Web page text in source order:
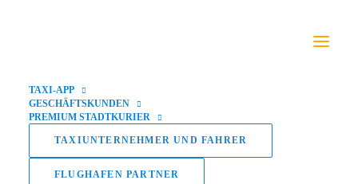
TAXI-APP
GESCHÄFTSKUNDEN
PREMIUM STADTKURIER
TAXIUNTERNEHMER UND FAHRER
FLUGHAFEN PARTNER